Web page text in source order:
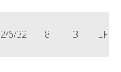
2/6/32 8 3